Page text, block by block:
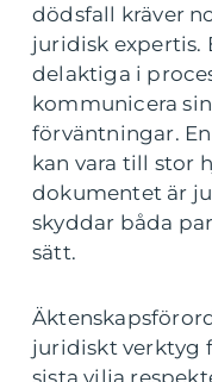
dödsfall kräver
juridisk expertis.
delaktiga i
kommunicera
förväntningar.
kan vara till stor
dokumentet är
skyddar båda
sätt.
juridiskt verktyg